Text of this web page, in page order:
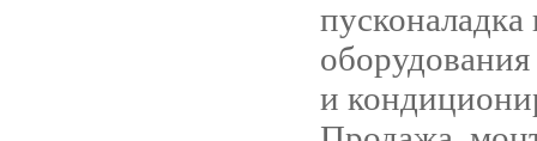
пусконаладка
и